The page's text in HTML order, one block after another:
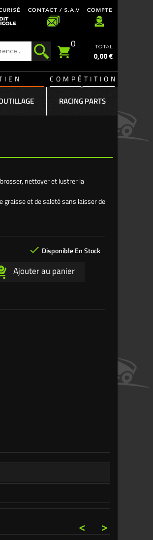
CONTACT / S.A.V COMPTE
0 TOTAL
0,00 €
COMPÉTITION
RACING PARTS
nettoyer et lustrer la
graisse et de saleté sans laisser de
 Disponible En Stock
Ajouter au panier
>
<